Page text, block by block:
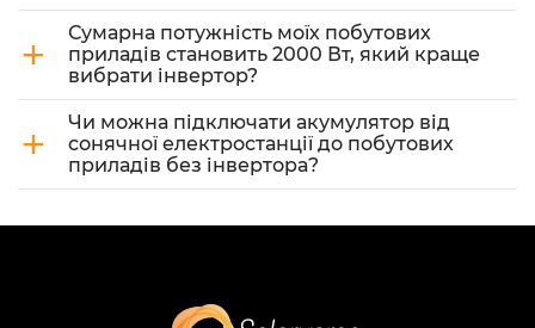
+
Сумарна потужність моїх побутових
приладів становить 2000 Вт, який краще
вибрати інвертор?
+
Чи можна підключати акумулятор від
сонячної електростанції до побутових
приладів без інвертора?